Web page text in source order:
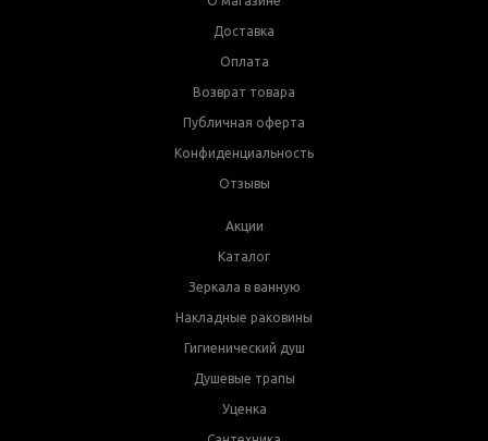
Доставка
Оплата
Возврат товара
Публичная оферта
Конфиденциальность
Отзывы
Акции
Каталог
Зеркала в ванную
Накладные раковины
Гигиенический душ
Душевые трапы
Уценка